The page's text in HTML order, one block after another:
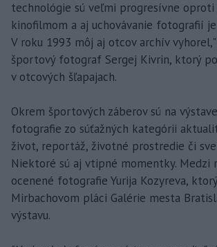
technológie sú veľmi progresívne oproti
kinofilmom a aj uchovávanie fotografií
V roku 1993 môj aj otcov archív
športový fotograf Sergej Kivrin, ktorý
v otcových šľapajach.
Okrem športových záberov sú na
fotografie zo súťažných kategórii
život, reportáž, životné prostredie či
Niektoré sú aj vtipné momentky. Medzi
ocenené fotografie Yurija Kozyreva,
Mirbachovom pláci Galérie mesta
výstavu.